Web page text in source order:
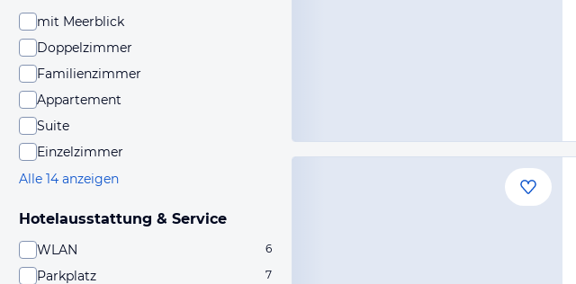
mit Meerblick
Doppelzimmer
Familienzimmer
Appartement
Suite
Einzelzimmer
Alle 14 anzeigen
Hotelausstattung & Service
WLAN 6
Parkplatz 7